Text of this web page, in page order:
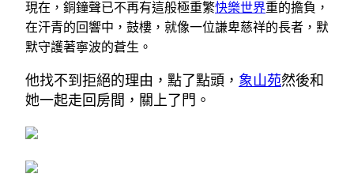
現在，銅鐘聲已不再有這般極重繁快樂世界重的擔負，
在汗青的回響中，鼓樓，就像一位謙卑慈祥的長者，默
默守護著寧波的蒼生。
他找不到拒絕的理由，點了點頭， 象山苑然後和
她一起走回房間，關上了門。